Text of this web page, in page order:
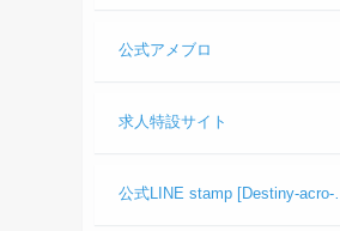
公式アメブロ
求人特設サイト
公式LINE